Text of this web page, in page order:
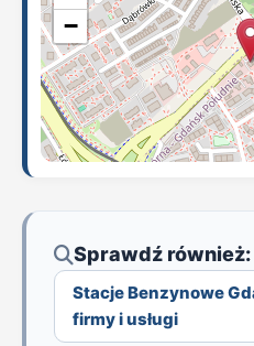
−
Sprawdź również:
Stacje Benzynowe
firmy i usługi